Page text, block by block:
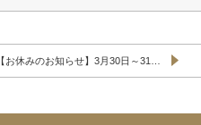
【お休みのお知らせ】3月30日～31…